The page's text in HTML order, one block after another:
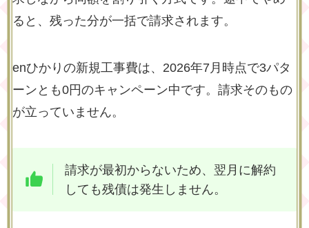
ると、残った分が一括で請求されます。
enひかりの新規工事費は、2026年7月時点で3パタ
ーンとも0円のキャンペーン中です。請求そのもの
が立っていません。
請求が最初からないため、翌月に解約
しても残債は発生しません。